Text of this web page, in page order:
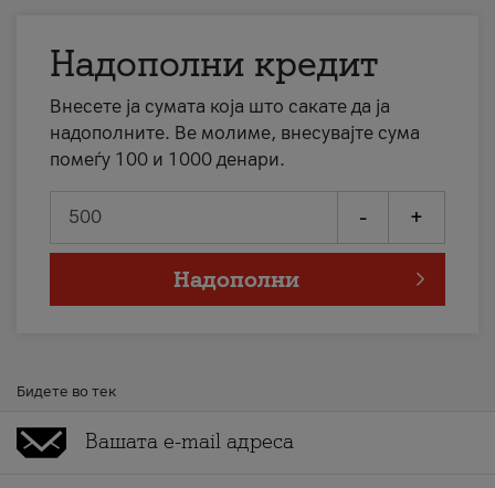
Надополни кредит
Внесете ја сумата која што сакате да ја
надополните. Ве молиме, внесувајте сума
помеѓу 100 и 1000 денари.
- +
Надополни
Бидете во тек